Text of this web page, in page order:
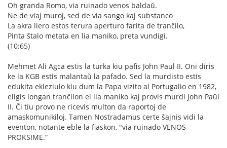
Oh granda Romo, via ruinado venos baldaŭ.
Ne de viaj muroj, sed de via sango kaj substanco
La akra liero estos terura aperturo farita de tranĉilo,
Pinta ŝtalo metata en lia maniko, preta vundigi.
(10:65)
Mehmet Ali Agca estis la turka kiu pafis John Paul II. Oni diris
ke la KGB estis malantaŭ la pafado. Sed la murdisto estis
edukita ekleziulo kiu dum la Papa vizito al Portugalio en 1982,
eligis longan tranĉilon el lia maniko kaj provis murdi John Paŭl
II. Ĉi tiu provo ne ricevis multon da raportoj de
amaskomunikiloj. Tamen Nostradamus certe ŝajnis vidi la
eventon, notante eble la fiaskon, "via ruinado VENOS
PROKSIME.“